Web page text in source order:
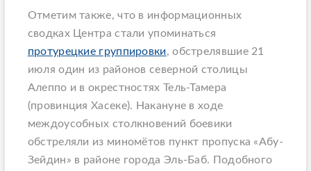
Отметим также, что в информационных
сводках Центра стали упоминаться
протурецкие группировки, обстрелявшие 21
июля один из районов северной столицы
Алеппо и в окрестностях Тель-Тамера
(провинция Хасеке). Накануне в ходе
междоусобных столкновений боевики
обстреляли из миномётов пункт пропуска «Абу-
Зейдин» в районе города Эль-Баб. Подобного